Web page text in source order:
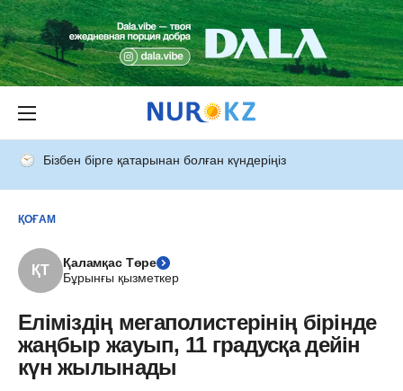
Бізбен бірге қатарынан болған күндеріңіз
ҚОҒАМ
ҚТ
Қаламқас Төре
Бұрынғы қызметкер
Еліміздің мегаполистерінің бірінде
жаңбыр жауып, 11 градусқа дейін
күн жылынады